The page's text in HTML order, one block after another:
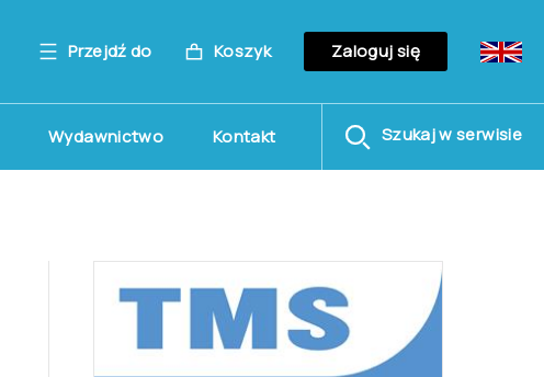
Przejdź do Koszyk Zaloguj się
Wydawnictwo Kontakt Szukaj w serwisie